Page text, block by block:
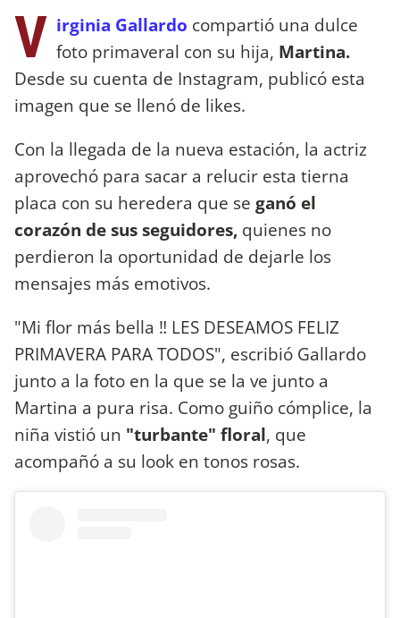
V irginia Gallardo compartió una dulce
foto primaveral con su hija, Martina.
Desde su cuenta de Instagram, publicó esta
imagen que se llenó de likes.
Con la llegada de la nueva estación, la actriz
aprovechó para sacar a relucir esta tierna
placa con su heredera que se ganó el
corazón de sus seguidores, quienes no
perdieron la oportunidad de dejarle los
mensajes más emotivos.
"Mi flor más bella ‼️ LES DESEAMOS FELIZ
PRIMAVERA PARA TODOS", escribió Gallardo
junto a la foto en la que se la ve junto a
Martina a pura risa. Como guiño cómplice, la
niña vistió un "turbante" floral, que
acompañó a su look en tonos rosas.